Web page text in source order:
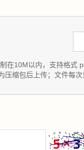
在10M以内，支持格式
压缩包后上传；文件每